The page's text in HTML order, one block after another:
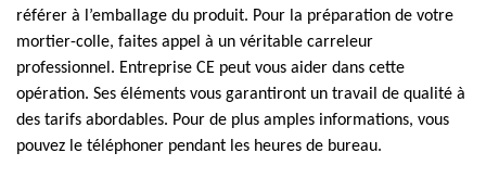
référer à l’emballage du produit. Pour la préparation de votre
mortier-colle, faites appel à un véritable carreleur
professionnel. Entreprise CE peut vous aider dans cette
opération. Ses éléments vous garantiront un travail de qualité à
des tarifs abordables. Pour de plus amples informations, vous
pouvez le téléphoner pendant les heures de bureau.